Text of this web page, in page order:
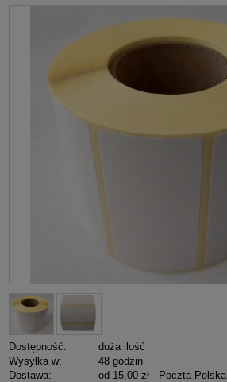
Dostępność:
duża ilość
Wysyłka w:
48 godzin
Dostawa:
od 15,00 zł - Poczta Polska